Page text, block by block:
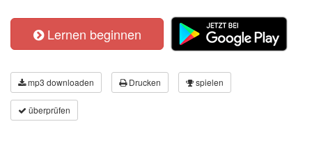
Lernen beginnen
mp3 downloaden Drucken spielen
überprüfen